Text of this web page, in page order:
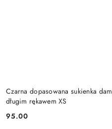
Czarna dopasowana sukienka
długim rękawem XS
Cena:
95.00